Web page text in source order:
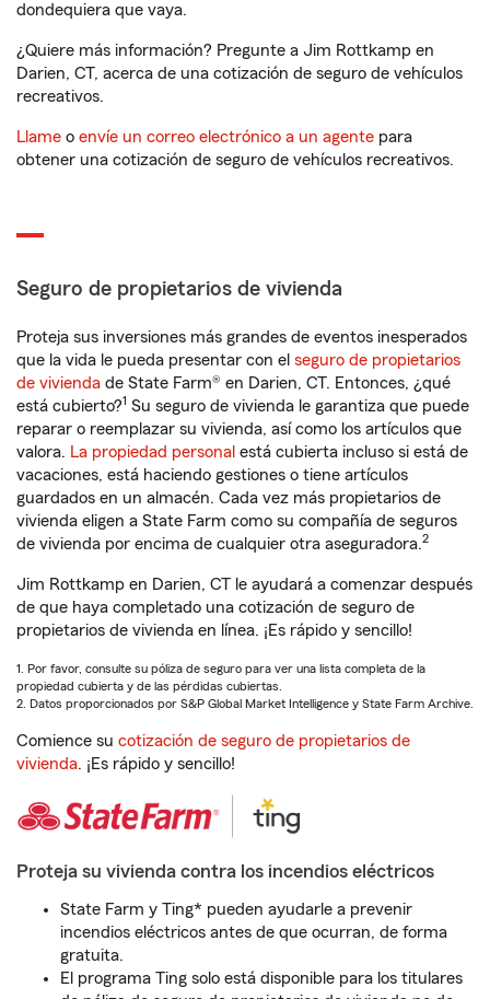
dondequiera que vaya.
¿Quiere más información? Pregunte a Jim Rottkamp en
Darien, CT, acerca de una cotización de seguro de vehículos
recreativos.
Llame o envíe un correo electrónico a un agente para
obtener una cotización de seguro de vehículos recreativos.
Seguro de propietarios de vivienda
Proteja sus inversiones más grandes de eventos inesperados
que la vida le pueda presentar con el seguro de propietarios
de vivienda de State Farm® en Darien, CT. Entonces, ¿qué
está cubierto?1 Su seguro de vivienda le garantiza que puede
reparar o reemplazar su vivienda, así como los artículos que
valora. La propiedad personal está cubierta incluso si está de
vacaciones, está haciendo gestiones o tiene artículos
guardados en un almacén. Cada vez más propietarios de
vivienda eligen a State Farm como su compañía de seguros
de vivienda por encima de cualquier otra aseguradora.2
Jim Rottkamp en Darien, CT le ayudará a comenzar después
de que haya completado una cotización de seguro de
propietarios de vivienda en línea. ¡Es rápido y sencillo!
1. Por favor, consulte su póliza de seguro para ver una lista completa de la
propiedad cubierta y de las pérdidas cubiertas.
2. Datos proporcionados por S&P Global Market Intelligence y State Farm Archive.
Comience su cotización de seguro de propietarios de
vivienda. ¡Es rápido y sencillo!
Proteja su vivienda contra los incendios eléctricos
State Farm y Ting* pueden ayudarle a prevenir
incendios eléctricos antes de que ocurran, de forma
gratuita.
El programa Ting solo está disponible para los titulares